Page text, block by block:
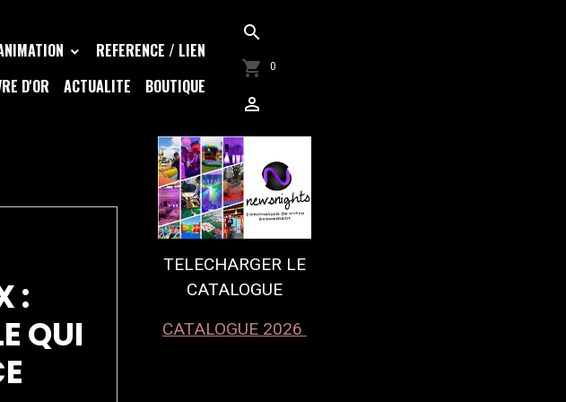
REFERENCE / LIEN
D'OR ACTUALITE BOUTIQUE
0
:
QUI
TELECHARGER LE
CATALOGUE
CATALOGUE 2026